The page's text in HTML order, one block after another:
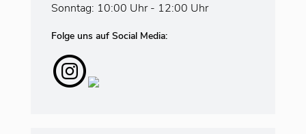
Sonntag: 10:00 Uhr - 12:00 Uhr
Folge uns auf Social Media: